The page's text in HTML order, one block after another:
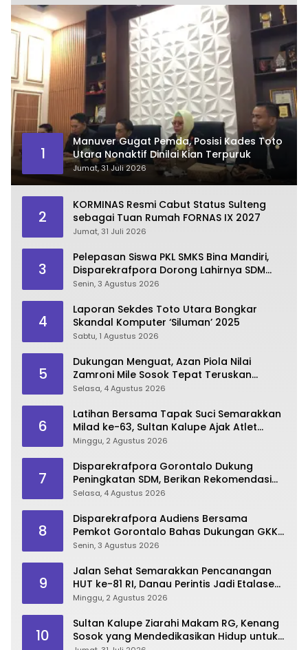
1
Manuver Gugat Pemda, Posisi Kades Toto
Utara Nonaktif Dinilai Kian Terpuruk
Jumat, 31 Juli 2026
2
KORMINAS Resmi Cabut Status Sulteng
sebagai Tuan Rumah FORNAS IX 2027
Jumat, 31 Juli 2026
3
Pelepasan Siswa PKL SMKS Bina Mandiri,
Disparekrafpora Dorong Lahirnya SDM
Pariwisata Unggul
Senin, 3 Agustus 2026
4
Laporan Sekdes Toto Utara Bongkar
Skandal Komputer ‘Siluman’ 2025
Sabtu, 1 Agustus 2026
5
Dukungan Menguat, Azan Piola Nilai
Zamroni Mile Sosok Tepat Teruskan
Pembangunan Bone Bolango
Selasa, 4 Agustus 2026
6
Latihan Bersama Tapak Suci Semarakkan
Milad ke-63, Sultan Kalupe Ajak Atlet
Lestarikan Budaya Bela Diri
Minggu, 2 Agustus 2026
7
Disparekrafpora Gorontalo Dukung
Peningkatan SDM, Berikan Rekomendasi
Studi S3 bagi Pegawai
Selasa, 4 Agustus 2026
8
Disparekrafpora Audiens Bersama
Pemkot Gorontalo Bahas Dukungan GKK
2026
Senin, 3 Agustus 2026
9
Jalan Sehat Semarakkan Pencanangan
HUT ke-81 RI, Danau Perintis Jadi Etalase
Wisata Gorontalo
Minggu, 2 Agustus 2026
10
Sultan Kalupe Ziarahi Makam RG, Kenang
Sosok yang Mendedikasikan Hidup untuk